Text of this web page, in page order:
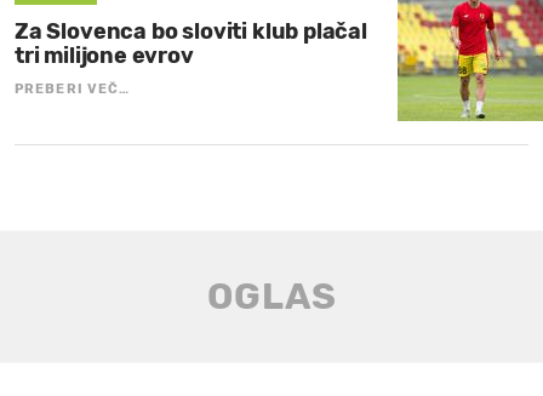
Za Slovenca bo sloviti klub plačal
tri milijone evrov
PREBERI VEČ…